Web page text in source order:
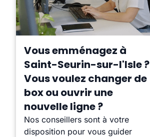
Vous emménagez à
Saint-Seurin-sur-l'Isle ?
Vous voulez changer de
box ou ouvrir une
nouvelle ligne ?
Nos conseillers sont à votre
disposition pour vous guider